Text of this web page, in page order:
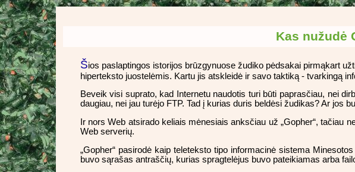
Kas nužudė
Šios paslaptingos istorijos brūzgynuose žudiko pėdsakai pirmąkart
hiperteksto juostelėmis. Kartu jis atskleidė ir savo taktiką - tvarkingą
Beveik visi suprato, kad Internetu naudotis turi būti paprasčiau, nei
daugiau, nei jau turėjo FTP. Tad į kurias duris beldėsi žudikas? Ar
Ir nors Web atsirado keliais mėnesiais anksčiau už „Gopher“, tačiau
Web serverių.
„Gopher“ pasirodė kaip teleteksto tipo informacinė sistema
buvo sąrašas antraščių, kurias spragtelėjus buvo pateikiamas arba